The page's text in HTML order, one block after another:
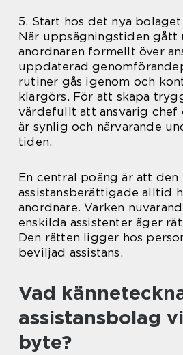
5. Start hos det nya bolaget
När uppsägningstiden gått
anordnaren formellt över
uppdaterad
rutiner gås igenom och
klargörs. För att skapa
värdefullt att ansvarig chef
är synlig och närvarande
tiden.
En central poäng är att den
assistansberättigade alltid
anordnare. Varken
enskilda assistenter äger
Den rätten ligger hos
beviljad assistans.
Vad
assistansbolag
byte?